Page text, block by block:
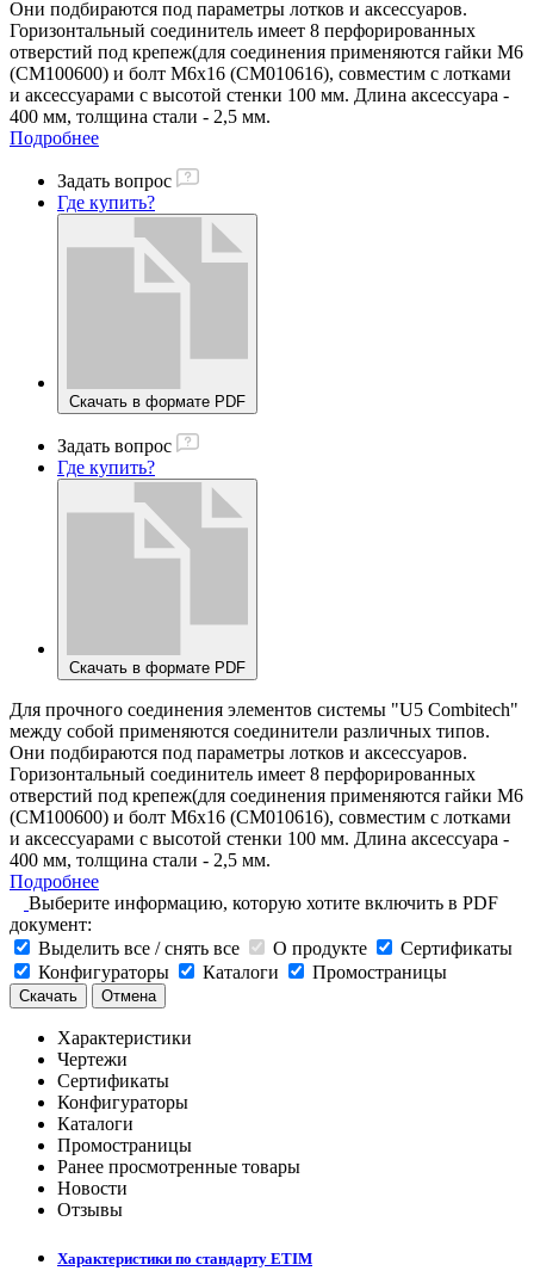
Они подбираются под параметры лотков и аксессуаров.
Горизонтальный соединитель имеет 8 перфорированных
отверстий под крепеж(для соединения применяются гайки М6
(СМ100600) и болт М6х16 (СМ010616), совместим с лотками
и аксессуарами с высотой стенки 100 мм. Длина аксессуара -
400 мм, толщина стали - 2,5 мм.
Подробнее
Задать вопрос
Где купить?
Скачать в формате PDF
Задать вопрос
Где купить?
Скачать в формате PDF
Для прочного соединения элементов системы "U5 Combitech"
между собой применяются соединители различных типов.
Они подбираются под параметры лотков и аксессуаров.
Горизонтальный соединитель имеет 8 перфорированных
отверстий под крепеж(для соединения применяются гайки М6
(СМ100600) и болт М6х16 (СМ010616), совместим с лотками
и аксессуарами с высотой стенки 100 мм. Длина аксессуара -
400 мм, толщина стали - 2,5 мм.
Подробнее
Выберите информацию, которую хотите включить в PDF
документ:
Выделить все / снять все
О продукте
Сертификаты
Конфигураторы
Каталоги Промостраницы
Скачать Отмена
Характеристики
Чертежи
Сертификаты
Конфигураторы
Каталоги
Промостраницы
Ранее просмотренные товары
Новости
Отзывы
Характеристики по стандарту ETIM